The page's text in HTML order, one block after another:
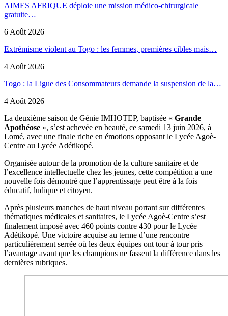
AIMES AFRIQUE déploie une mission médico-chirurgicale
gratuite…
6 Août 2026
Extrémisme violent au Togo : les femmes, premières cibles mais…
4 Août 2026
Togo : la Ligue des Consommateurs demande la suspension de la…
4 Août 2026
La deuxième saison de Génie IMHOTEP, baptisée « Grande
Apothéose », s’est achevée en beauté, ce samedi 13 juin 2026, à
Lomé, avec une finale riche en émotions opposant le Lycée Agoè-
Centre au Lycée Adétikopé.
Organisée autour de la promotion de la culture sanitaire et de
l’excellence intellectuelle chez les jeunes, cette compétition a une
nouvelle fois démontré que l’apprentissage peut être à la fois
éducatif, ludique et citoyen.
Après plusieurs manches de haut niveau portant sur différentes
thématiques médicales et sanitaires, le Lycée Agoè-Centre s’est
finalement imposé avec 460 points contre 430 pour le Lycée
Adétikopé. Une victoire acquise au terme d’une rencontre
particulièrement serrée où les deux équipes ont tour à tour pris
l’avantage avant que les champions ne fassent la différence dans les
dernières rubriques.